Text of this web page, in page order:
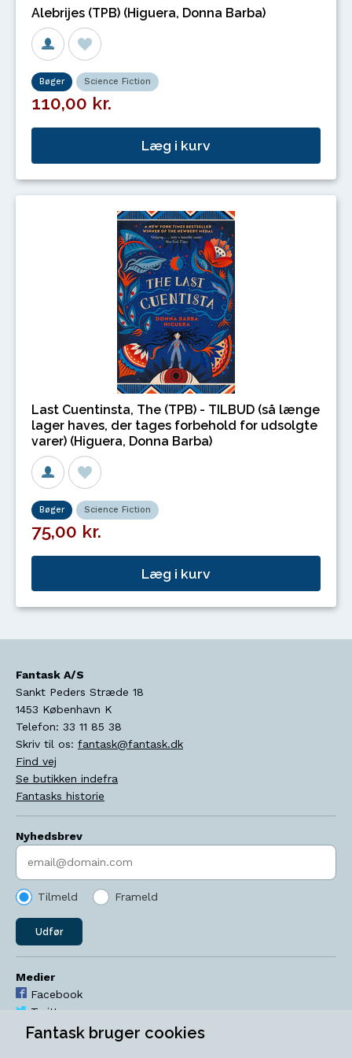
Alebrijes (TPB) (Higuera, Donna Barba)
Bøger Science Fiction
110,00 kr.
Læg i kurv
Last Cuentinsta, The (TPB) - TILBUD (så længe
lager haves, der tages forbehold for udsolgte
varer) (Higuera, Donna Barba)
Bøger Science Fiction
75,00 kr.
Læg i kurv
Fantask A/S
Sankt Peders Stræde 18
1453 København K
Telefon: 33 11 85 38
Skriv til os: fantask@fantask.dk
Find vej
Se butikken indefra
Fantasks historie
Nyhedsbrev
Indtast søgeord
Tilmeld Frameld
Udfør
Medier
Facebook
Twitter
YouTube
Fantask bruger cookies